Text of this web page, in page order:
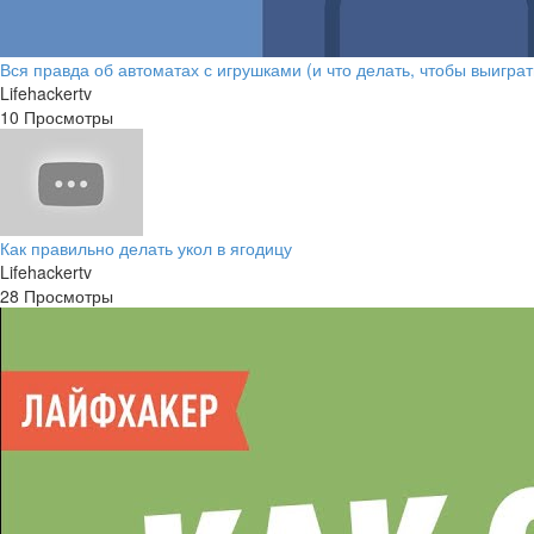
Вся правда об автоматах с игрушками (и что делать, чтобы
Lifehackertv
10 Просмотры
Как правильно делать укол в ягодицу
Lifehackertv
28 Просмотры